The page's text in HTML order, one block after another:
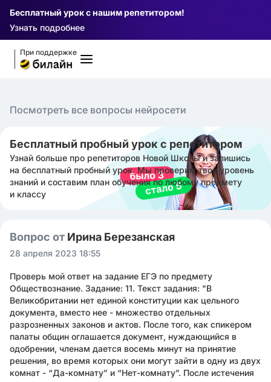
Бесплатный урок с нашим репетитором!
Узнать подробнее
При поддержке
Посмотреть все вопросы нейросети
Бесплатный пробный урок с репетитором
Узнай больше про репетиторов Новой Школы и запишись
на бесплатный пробный урок. Мы проверим твой уровень
знаний и составим план обучения по любому предмету
и классу
Вопрос от Ирина Березанская
28 апреля 2023 18:55
Проверь мой ответ на задание ЕГЭ по предмету
Обществознание. Задание: 11. Текст задания: "В
Великобритании нет единой конституции как цельного
документа, вместо нее - множество отдельных
разрозненных законов и актов. После того, как спикером
палаты общин оглашается документ, нуждающийся в
одобрении, членам дается восемь минут на принятие
решения, во время которых они могут зайти в одну из двух
комнат - “Да-комнату” и “Нет-комнату”. После истечения